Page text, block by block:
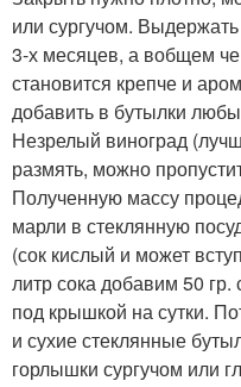
или сургучом.
3-х месяцев, а вобщем
становится крепче и
добавить в бутылки
Незрелый виноград
размять, можно
Полученную массу
марли в стеклянную
(сок кислый и может
литр сока добавим 50
под крышкой на сутки.
и сухие стеклянные
горлышки сургучом или